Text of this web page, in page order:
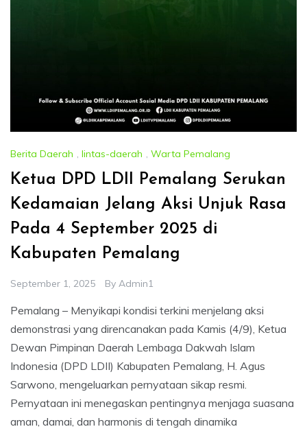
Berita Daerah , lintas-daerah , Warta Pemalang
Ketua DPD LDII Pemalang Serukan
Kedamaian Jelang Aksi Unjuk Rasa
Pada 4 September 2025 di
Kabupaten Pemalang
September 1, 2025 By Admin1
Pemalang – Menyikapi kondisi terkini menjelang aksi
demonstrasi yang direncanakan pada Kamis (4/9), Ketua
Dewan Pimpinan Daerah Lembaga Dakwah Islam
Indonesia (DPD LDII) Kabupaten Pemalang, H. Agus
Sarwono, mengeluarkan pernyataan sikap resmi.
Pernyataan ini menegaskan pentingnya menjaga suasana
aman, damai, dan harmonis di tengah dinamika